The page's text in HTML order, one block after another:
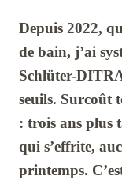
Depuis 2022,
de bain, j’ai
Schlüter-
seuils. Surcoût
: trois ans plus
qui s’effrite,
printemps.